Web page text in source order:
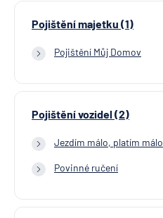
Pojištění majetku (1)
Pojištění Můj Domov
Pojištění vozidel (2)
Jezdím málo, platím málo
Povinné ručení